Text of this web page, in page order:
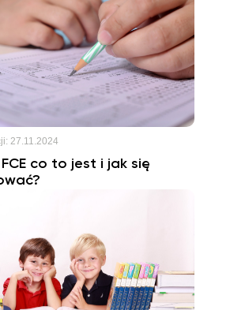
27.11.2024
FCE co to jest i jak się